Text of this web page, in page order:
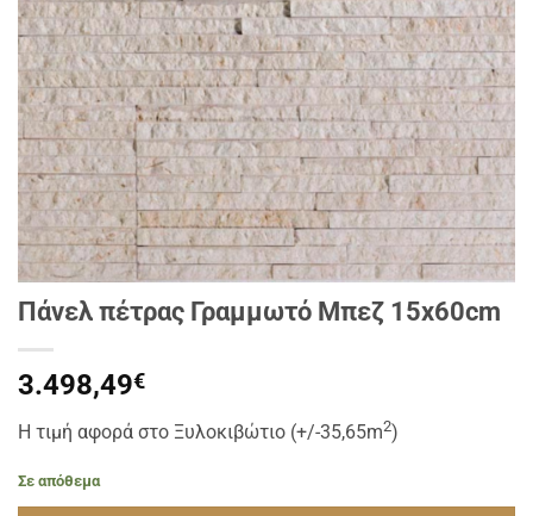
Πάνελ πέτρας Γραμμωτό Μπεζ 15x60cm
3.498,49€
Η τιμή αφορά στο Ξυλοκιβώτιο (+/-35,65m2)
Σε απόθεμα